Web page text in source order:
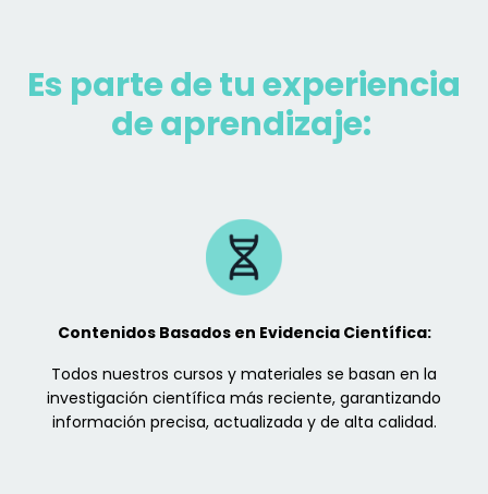
Es parte de tu experiencia
de aprendizaje:
Contenidos Basados en Evidencia Científica:
Todos nuestros cursos y materiales se basan en la
investigación científica más reciente, garantizando
información precisa, actualizada y de alta calidad.